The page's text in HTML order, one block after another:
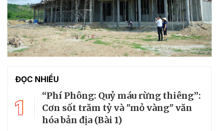
ĐỌC NHIỀU
1
“Phí Phông: Quỷ máu rừng thiêng”:
Cơn sốt trăm tỷ và "mỏ vàng" văn
hóa bản địa (Bài 1)